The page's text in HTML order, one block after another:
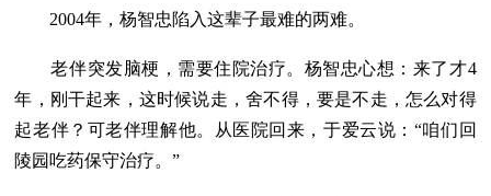
2004年，杨智忠陷入这辈子最难的两难。
老伴突发脑梗，需要住院治疗。杨智忠心想：来了才4
年，刚干起来，这时候说走，舍不得，要是不走，怎么对得
起老伴？可老伴理解他。从医院回来，于爱云说：“咱们回
陵园吃药保守治疗。”